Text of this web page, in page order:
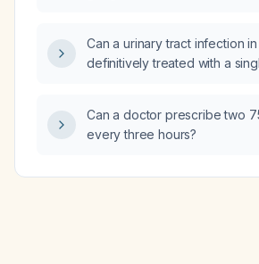
Can a urinary tract infection
definitively treated with a
Can a doctor prescribe two
every three hours?